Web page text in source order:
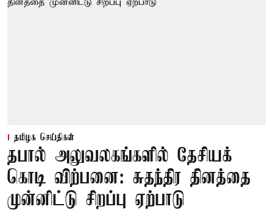
தமிழக செய்திகள்
தபால் அலுவலகங்களில் தேசியக்
கொடி விற்பனை: சுதந்திர தினத்தை
முன்னிட்டு சிறப்பு ஏற்பாடு